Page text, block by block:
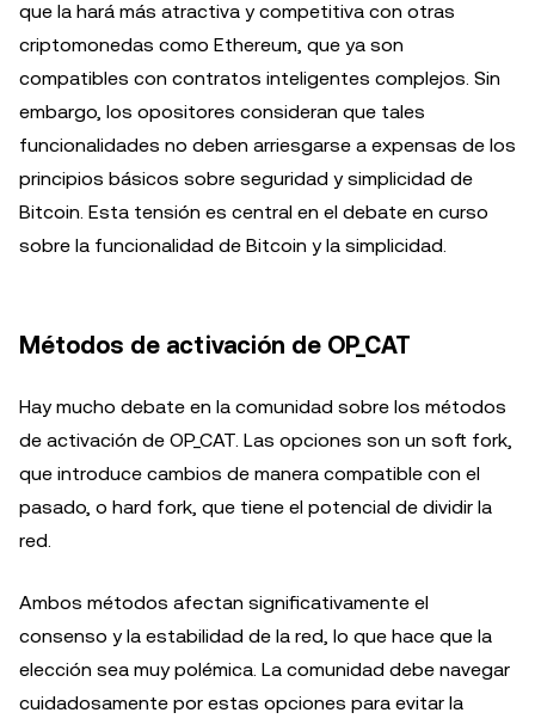
que la hará más atractiva y competitiva con otras
criptomonedas como Ethereum, que ya son
compatibles con contratos inteligentes complejos. Sin
embargo, los opositores consideran que tales
funcionalidades no deben arriesgarse a expensas de los
principios básicos sobre seguridad y simplicidad de
Bitcoin. Esta tensión es central en el debate en curso
sobre la funcionalidad de Bitcoin y la simplicidad.
Métodos de activación de OP_CAT
Hay mucho debate en la comunidad sobre los métodos
de activación de OP_CAT. Las opciones son un soft fork,
que introduce cambios de manera compatible con el
pasado, o hard fork, que tiene el potencial de dividir la
red.
Ambos métodos afectan significativamente el
consenso y la estabilidad de la red, lo que hace que la
elección sea muy polémica. La comunidad debe navegar
cuidadosamente por estas opciones para evitar la